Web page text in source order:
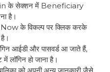
के सेक्शन में Beneficiary
है।
के विकल्प पर क्लिक करके
आईडी और पासवर्ड आ जाते हैं,
लॉगिन हो जाना है।